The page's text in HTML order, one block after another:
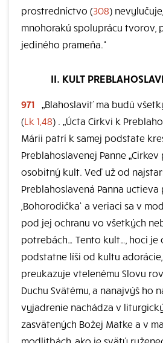
prostredníctvo (308)
mnohorakú spoluprácu tvorov,
jediného prameňa.“
II. KULT
971 „Blahoslaviť ma budú
(Lk 1,48) . „Úcta Cirkvi k
Márii patrí k samej podstate
Preblahoslavenej Panne
osobitný kult. Veď už od
Preblahoslavená Panna
,Bohorodička‘ a veriaci sa v
pod jej ochranu vo všetkých
potrebách… Tento kult…, hoci je
podstatne líši od kultu
preukazuje vtelenému Slovu
Duchu Svätému, a nanajvýš ho
vyjadrenie nachádza v
zasvätených Božej Matke a v
modlitbách, ako je svätý